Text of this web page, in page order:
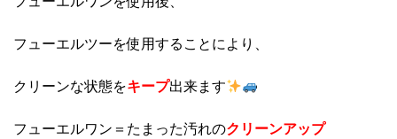
フューエルツーを使用することにより、
クリーンな状態をキープ出来ます
フューエルワン＝たまった汚れのクリーンアップ